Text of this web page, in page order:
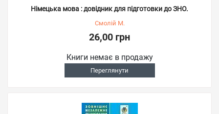
Німецька мова : довідник для підготовки до ЗНО.
Смолій М.
26,00 грн
Книги немає в продажу
Переглянути